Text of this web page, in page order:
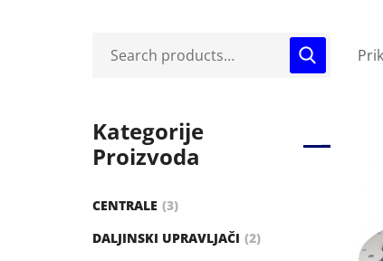
Kategorije
Proizvoda
CENTRALE 3
DALJINSKI UPRAVLJAČI 2